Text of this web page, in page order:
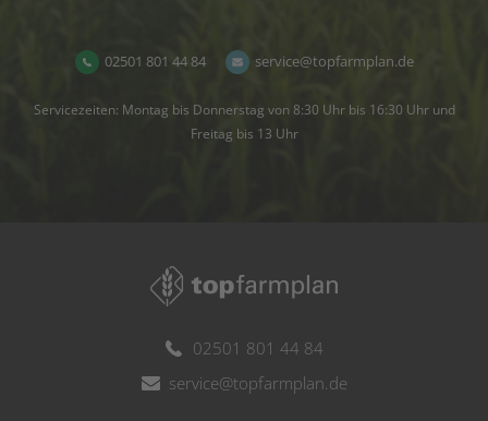
02501 801 44 84 service@topfarmplan.de
Servicezeiten: Montag bis Donnerstag von 8:30 Uhr bis 16:30 Uhr und
Freitag bis 13 Uhr
02501 801 44 84
service@topfarmplan.de